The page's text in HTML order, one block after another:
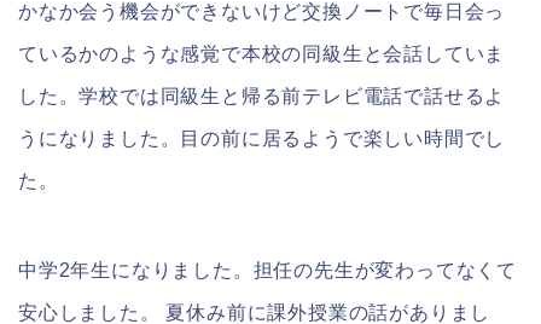
かなか会う機会ができないけど交換ノートで毎日会っ
ているかのような感覚で本校の同級生と会話していま
した。学校では同級生と帰る前テレビ電話で話せるよ
うになりました。目の前に居るようで楽しい時間でし
た。
中学2年生になりました。担任の先生が変わってなくて
安心しました。 夏休み前に課外授業の話がありまし